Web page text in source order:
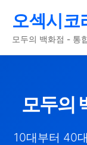
오섹시코
모두의 백화점 - 통
모두의
10대부터 40